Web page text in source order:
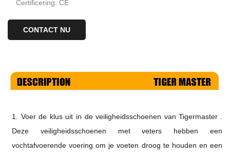
Certificering: CE
CONTACT NU
1. Voer de klus uit in deveiligheidsschoenen van Tigermaster .
Deze veiligheidsschoenen met veters hebben een
vochtafvoerende voering om je voeten droog te houden en een